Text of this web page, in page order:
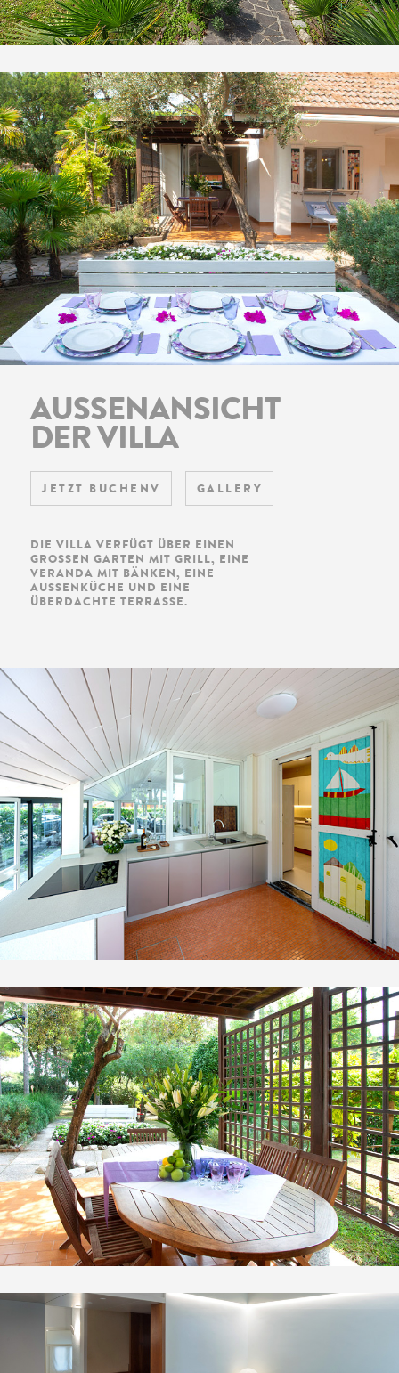
AUSSENANSICHT D
ER VILLA
JETZT BUCHENV GALLERY
DIE VILLA VERFÜGT ÜBER EINEN
GROSSEN GARTEN MIT GRILL, EINE V
ERANDA MIT BÄNKEN, EINE A
USSENKÜCHE UND EINE ÜB
ERDACHTE TERRASSE.